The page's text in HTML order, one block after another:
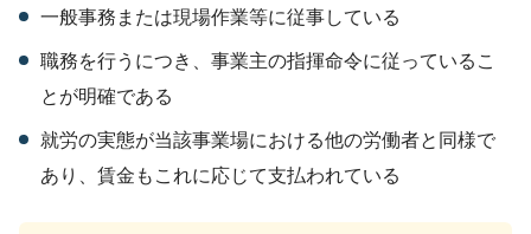
一般事務または現場作業等に従事している
職務を行うにつき、事業主の指揮命令に従っているこ
とが明確である
就労の実態が当該事業場における他の労働者と同様で
あり、賃金もこれに応じて支払われている